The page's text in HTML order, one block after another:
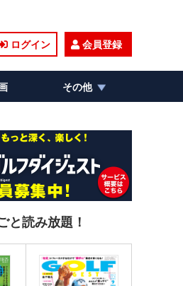
ログイン 会員登録
その他
と読み放題！